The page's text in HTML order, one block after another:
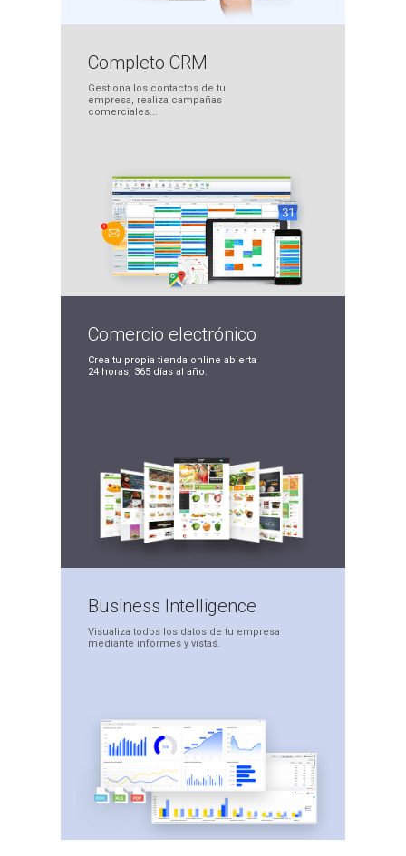
CompletoCRM
Gestiona los contactos de tu
empresa, realiza campañas
comerciales...
Comercioelectrónico
Crea tu propia tienda online abierta
24 horas, 365 días al año.
Business Intelligence
Visualiza todos los datos de tu empresa
mediante informes y vistas.